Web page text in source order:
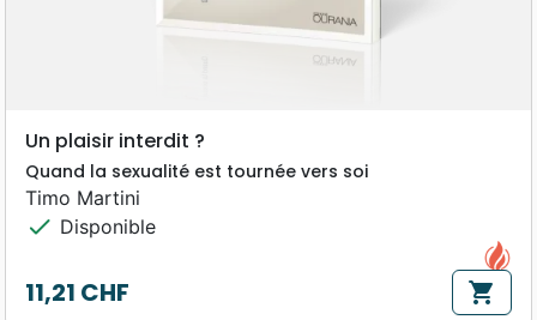
Un plaisir interdit ?
Quand la sexualité est tournée vers soi
Timo Martini
check Disponible
Prix
11,21 CHF shopping_cart